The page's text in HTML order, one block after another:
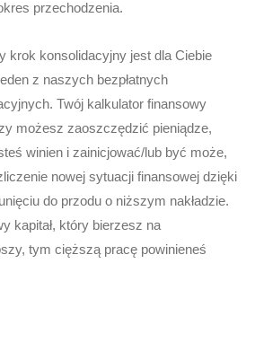
przechodzenia.
krok konsolidacyjny jest dla Ciebie
z naszych bezpłatnych
Twój kalkulator finansowy
możesz zaoszczędzić pieniądze,
winien i zainicjować/lub być może,
nowej sytuacji finansowej dzięki
do przodu o niższym nakładzie.
kapitał, który bierzesz na
tym cięższą pracę powinieneś